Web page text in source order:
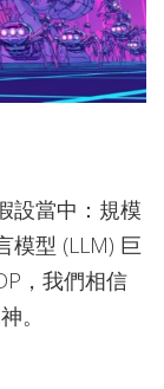
設當中：規模
模型 (LLM) 巨
，我們相信
。